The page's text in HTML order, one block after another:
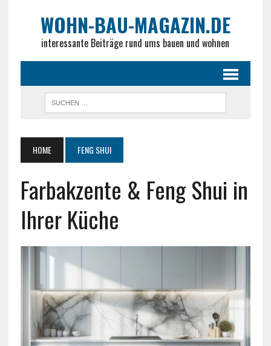
WOHN-BAU-MAGAZIN.DE
interessante Beiträge rund ums bauen und wohnen
HOME FENG SHUI
Farbakzente & Feng Shui in
Ihrer Küche